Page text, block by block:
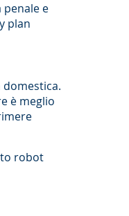
penale e
plan
domestica.
è meglio
robot